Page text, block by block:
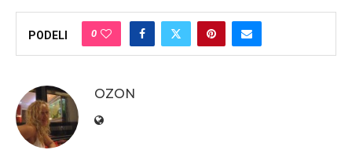
PODELI 0
OZON